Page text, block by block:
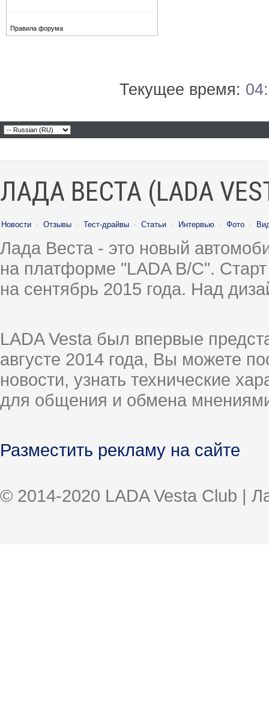
Правила форума
Текущее время:
ЛАДА ВЕСТА (LADA
Новости · Отзывы · Тест-драйвы · Статьи · Интервью · Фото ·
Лада Веста - это новый
на платформе "LADA B/C".
на сентябрь 2015 года. Над
LADA Vesta был впервые
августе 2014 года, Вы можете
новости, узнать технические
для общения и обмена
Разместить рекламу на сайте
© 2014-2020 LADA Vesta Club |